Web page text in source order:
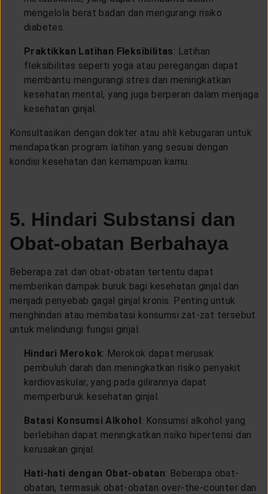
mengelola berat badan dan mengurangi risiko
diabetes.
Praktikkan Latihan Fleksibilitas: Latihan
fleksibilitas seperti yoga atau peregangan dapat
membantu mengurangi stres dan meningkatkan
kesehatan mental, yang juga berperan dalam menjaga
kesehatan ginjal.
Konsultasikan dengan dokter atau ahli kebugaran untuk
mendapatkan program latihan yang sesuai dengan
kondisi kesehatan dan kemampuan kamu.
5. Hindari Substansi dan
Obat-obatan Berbahaya
Beberapa zat dan obat-obatan tertentu dapat
memberikan dampak buruk bagi kesehatan ginjal dan
menjadi penyebab gagal ginjal kronis. Penting untuk
menghindari atau membatasi konsumsi zat-zat tersebut
untuk melindungi fungsi ginjal.
Hindari Merokok: Merokok dapat merusak
pembuluh darah dan meningkatkan risiko penyakit
kardiovaskular, yang pada gilirannya dapat
memperburuk kesehatan ginjal.
Batasi Konsumsi Alkohol: Konsumsi alkohol yang
berlebihan dapat meningkatkan risiko hipertensi dan
kerusakan ginjal.
Hati-hati dengan Obat-obatan: Beberapa obat-
obatan, termasuk obat-obatan over-the-counter dan